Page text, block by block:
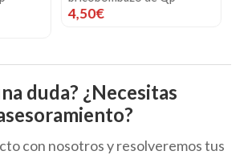
13,35€
más variaciones
duda? ¿Necesitas
con nosotros y resolveremos tus